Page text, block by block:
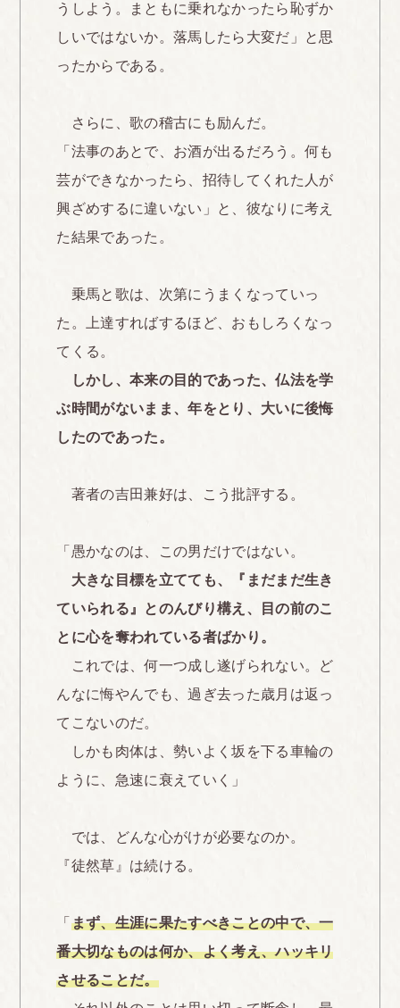
うしよう。まともに乗れなかったら恥ずか
しいではないか。落馬したら大変だ」と思
ったからである。
さらに、歌の稽古にも励んだ。
「法事のあとで、お酒が出るだろう。何も
芸ができなかったら、招待してくれた人が
興ざめするに違いない」と、彼なりに考え
た結果であった。
乗馬と歌は、次第にうまくなっていっ
た。上達すればするほど、おもしろくなっ
てくる。
しかし、本来の目的であった、仏法を学
ぶ時間がないまま、年をとり、大いに後悔
したのであった。
著者の吉田兼好は、こう批評する。
「愚かなのは、この男だけではない。
大きな目標を立てても、『まだまだ生き
ていられる』とのんびり構え、目の前のこ
とに心を奪われている者ばかり。
これでは、何一つ成し遂げられない。ど
んなに悔やんでも、過ぎ去った歳月は返っ
てこないのだ。
しかも肉体は、勢いよく坂を下る車輪の
ように、急速に衰えていく」
では、どんな心がけが必要なのか。
『徒然草』は続ける。
「 まず、生涯に果たすべきことの中で、一
番大切なものは何か、よく考え、ハッキリ
させることだ。